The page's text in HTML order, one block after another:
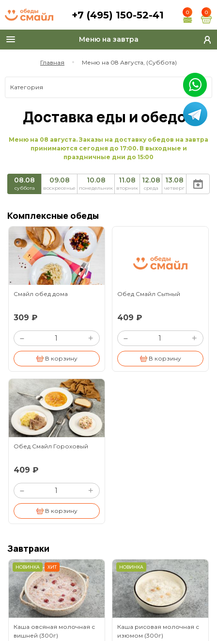
+7 (495) 150-52-41 0 0
Toggle
navigation
Меню на завтра
Главная Меню на 08 Августа, (Суббота)
Категория
Доставка еды и обедов
Меню на 08 августа. Заказы на доставку обедов на завтра
принимаются сегодня до 17:00. В выходные и
праздничные дни до 15:00
08.08
суббота
09.08
воскресенье
10.08
понедельник
11.08
вторник
12.08
среда
13.08
четверг
Комплексные обеды
Смайл обед дома
309 ₽
– +
В корзину
Обед Смайл Сытный
409 ₽
– +
В корзину
Обед Смайл Гороховый
409 ₽
– +
В корзину
Завтраки
НОВИНКА ХИТ
Каша овсяная молочная с
вишней (300г)
НОВИНКА
Каша рисовая молочная с
изюмом (300г)